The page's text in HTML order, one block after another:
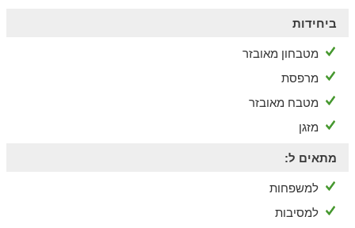
ביחידות
מטבחון מאובזר
מרפסת
מטבח מאובזר
מזגן
מתאים ל:
למשפחות
למסיבות